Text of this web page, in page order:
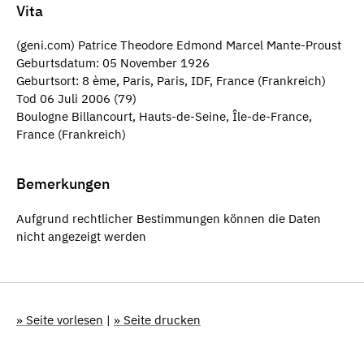
Vita
(geni.com) Patrice Theodore Edmond Marcel Mante-Proust
Geburtsdatum: 05 November 1926
Geburtsort: 8 ème, Paris, Paris, IDF, France (Frankreich)
Tod 06 Juli 2006 (79)
Boulogne Billancourt, Hauts-de-Seine, Île-de-France,
France (Frankreich)
Bemerkungen
Aufgrund rechtlicher Bestimmungen können die Daten
nicht angezeigt werden
» Seite vorlesen | » Seite drucken